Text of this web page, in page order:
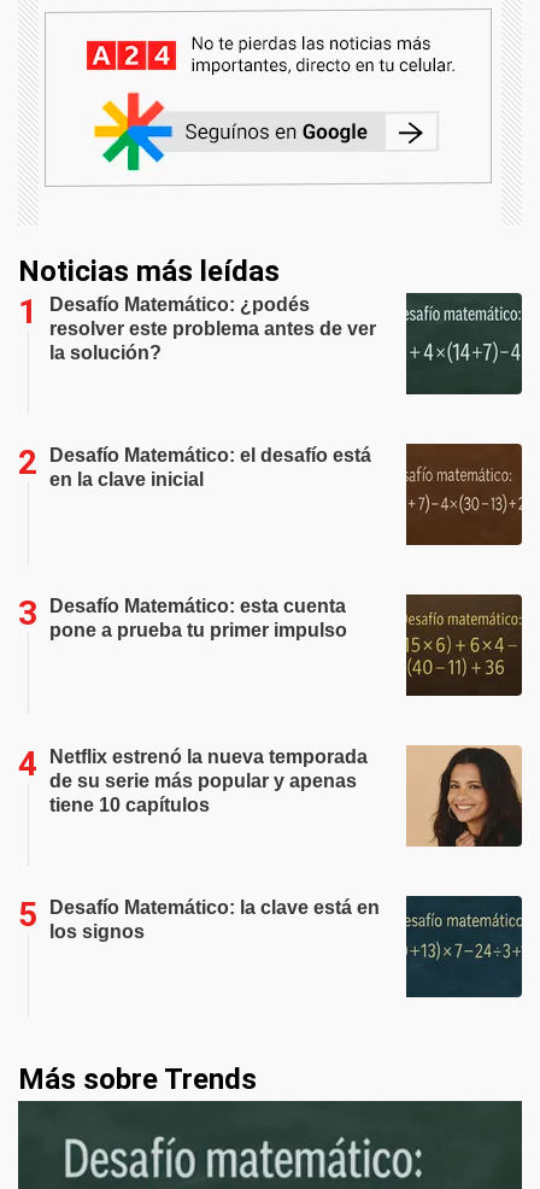
Noticias más leídas
Desafío Matemático: ¿podés
resolver este problema antes de ver
la solución?
Desafío Matemático: el desafío está
en la clave inicial
Desafío Matemático: esta cuenta
pone a prueba tu primer impulso
Netflix estrenó la nueva temporada
de su serie más popular y apenas
tiene 10 capítulos
Desafío Matemático: la clave está en
los signos
Más sobre Trends